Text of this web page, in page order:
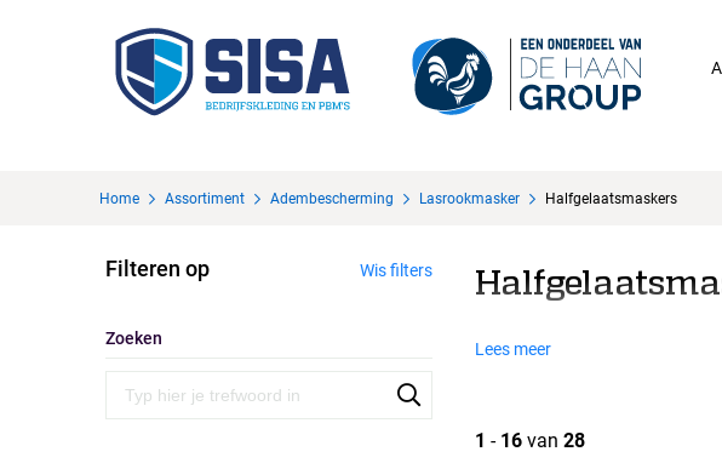
Home Assortiment Adembescherming Lasrookmasker Halfgelaatsmaskers
Filteren op Wis filters
Zoeken
Lees meer
1 - 16 van 28